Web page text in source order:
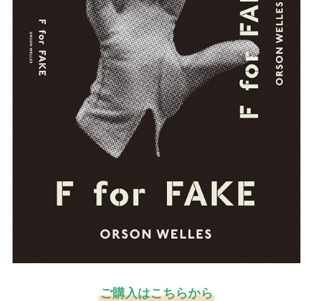
ご購入はこちらから